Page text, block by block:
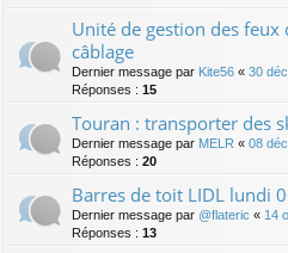
Unité de gestion des
câblage
Dernier message par Kite56 « 30
Réponses : 15
Touran : transporter des
Dernier message par MELR « 08
Réponses : 20
Barres de toit LIDL lundi
Dernier message par @flateric « 14
Réponses : 13